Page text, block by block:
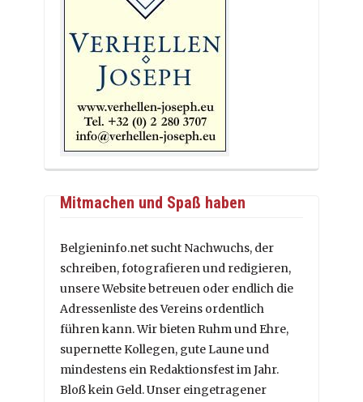
Mitmachen und Spaß haben
Belgieninfo.net sucht Nachwuchs, der
schreiben, fotografieren und redigieren,
unsere Website betreuen oder endlich die
Adressenliste des Vereins ordentlich
führen kann. Wir bieten Ruhm und Ehre,
supernette Kollegen, gute Laune und
mindestens ein Redaktionsfest im Jahr.
Bloß kein Geld. Unser eingetragener